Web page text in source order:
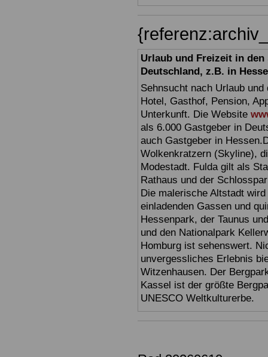
Urlaub und Freizeit in
Deutschland, z.B. in
Sehnsucht nach Urlaub
Hotel, Gasthof, Pension,
Unterkunft. Die Website
als 6.000 Gastgeber in
auch Gastgeber in
Wolkenkratzern (Skyline),
Modestadt. Fulda gilt als
Rathaus und der
Die malerische Altstadt
einladenden Gassen und
Hessenpark, der Taunus
und den Nationalpark
Homburg ist sehenswert.
unvergessliches Erlebnis
Witzenhausen. Der
Kassel ist der größte
UNESCO Weltkulturerbe.